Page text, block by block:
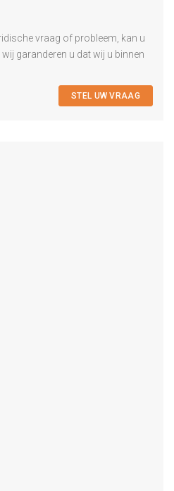
vraag of probleem, kan u
garanderen u dat wij u binnen
STEL UW VRAAG